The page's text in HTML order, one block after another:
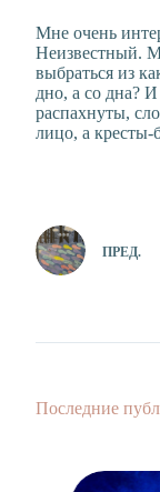
Мне очень
Неизвестный.
выбраться из
дно, а со дна?
распахнуты,
лицо, а кресты-
ПРЕД.
Последние